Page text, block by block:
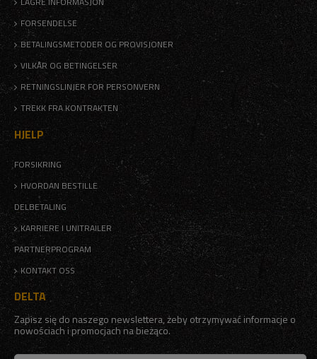
FORSENDELSE
BETALINGSMETODER OG PROVISJONER
VILKÅR OG BETINGELSER
RETNINGSLINJER FOR PERSONVERN
TREKK FRA KONTRAKTEN
HJELP
FORSIKRING
HVORDAN BESTILLE
DELBETALING
KARRIERE I UNITRAILER
PARTNERPROGRAM
KONTAKT OSS
DELTA
Zapisz się do naszego newslettera, żeby otrzymywać informacje o
nowościach i promocjach na bieżąco.